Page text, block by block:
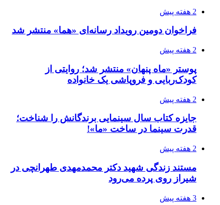
2 هفته پیش
فراخوان دومین رویداد رسانه‌ای «هما» منتشر شد
2 هفته پیش
پوستر «ماه پنهان» منتشر شد؛ روایتی از
کودک‌ربایی و فروپاشی یک خانواده
2 هفته پیش
جایزه کتاب سال سینمایی برندگانش را شناخت؛
قدرت سینما در ساخت «ما»!
2 هفته پیش
مستند زندگی شهید دکتر محمدمهدی طهرانچی در
شیراز روی پرده می‌رود
3 هفته پیش